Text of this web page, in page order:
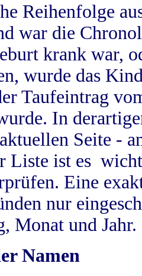
Reihenfolge
war die
krank war,
wurde das
Taufeintrag
In
Seite -
Liste ist es
Eine
nur
Monat und Jahr.
Namen